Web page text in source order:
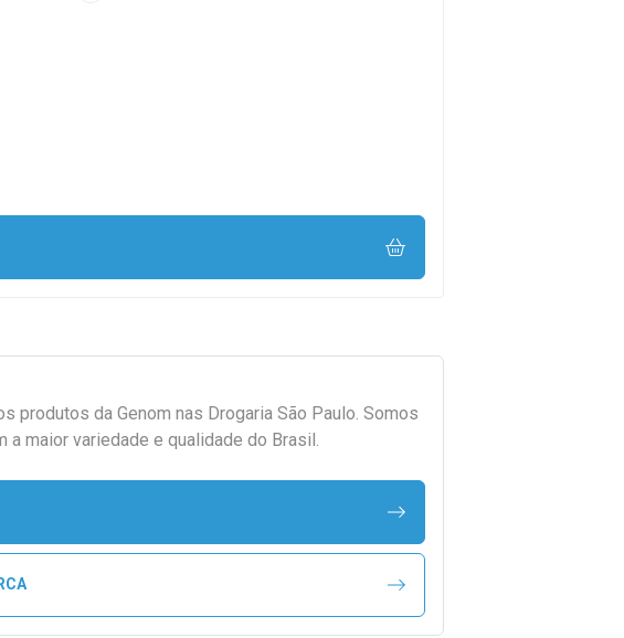
produtos da Genom nas Drogaria São Paulo. Somos
a maior variedade e qualidade do Brasil.